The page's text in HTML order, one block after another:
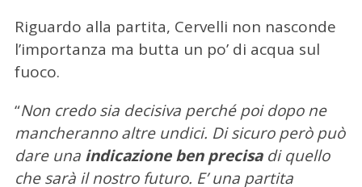
Riguardo alla partita, Cervelli non nasconde
l’importanza ma butta un po’ di acqua sul
fuoco.
“Non credo sia decisiva perché poi dopo ne
mancheranno altre undici. Di sicuro però può
dare una indicazione ben precisadi quello
che sarà il nostro futuro. E’ una partita